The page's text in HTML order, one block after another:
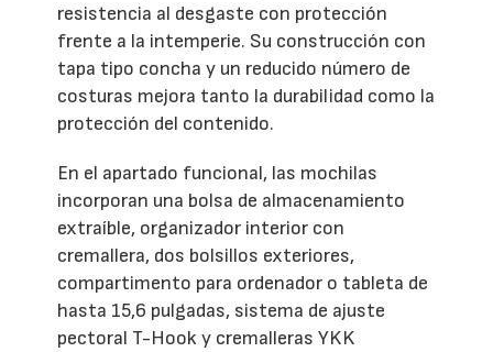
resistencia al desgaste con protección
frente a la intemperie. Su construcción con
tapa tipo concha y un reducido número de
costuras mejora tanto la durabilidad como la
protección del contenido.
En el apartado funcional, las mochilas
incorporan una bolsa de almacenamiento
extraíble, organizador interior con
cremallera, dos bolsillos exteriores,
compartimento para ordenador o tableta de
hasta 15,6 pulgadas, sistema de ajuste
pectoral T-Hook y cremalleras YKK